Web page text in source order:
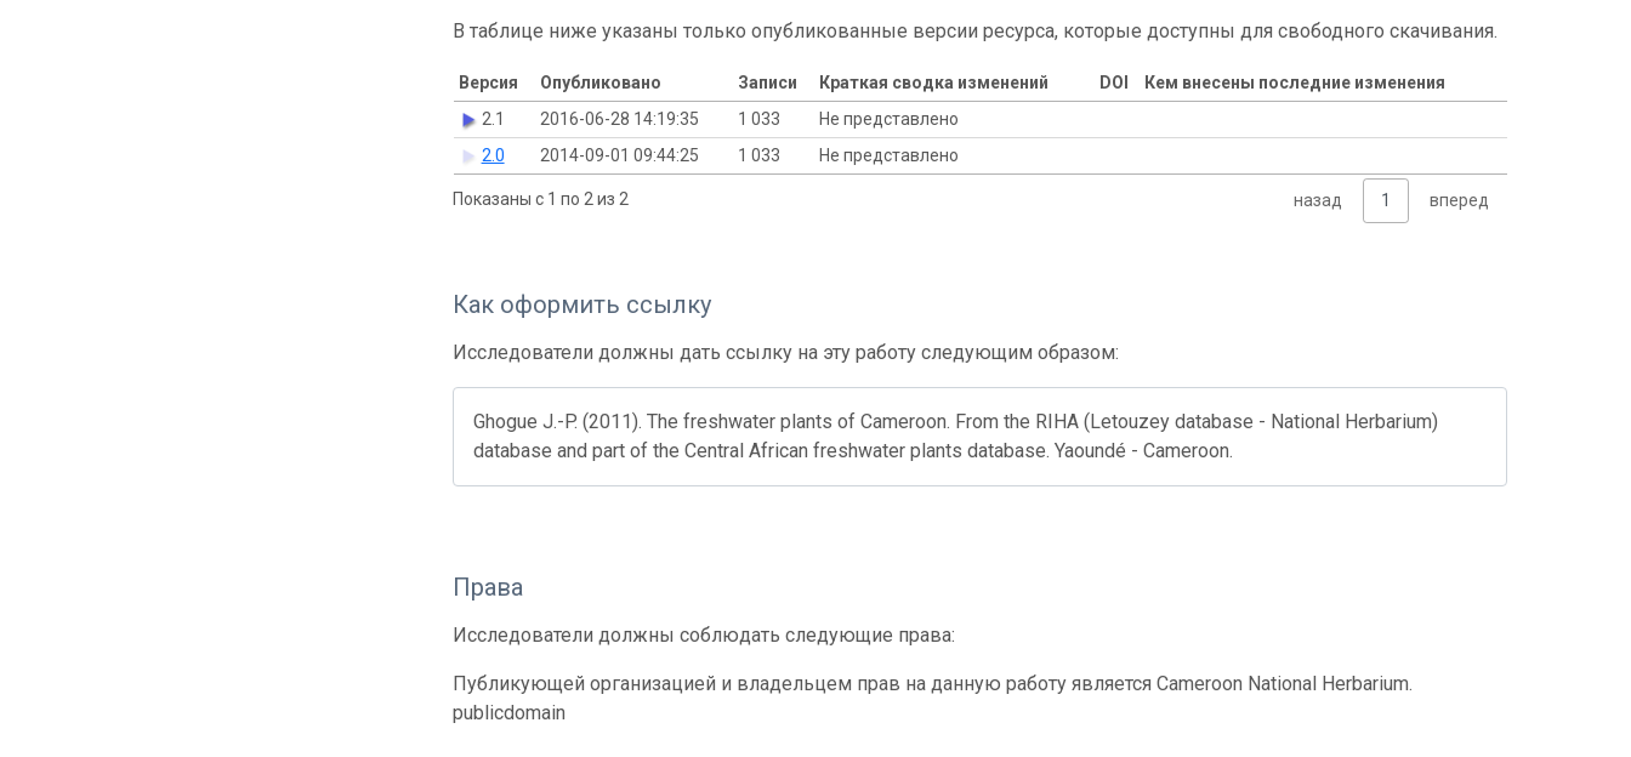
В таблице ниже указаны только опубликованные версии ресурса, которые доступны для свободного скачивания.
Версия Опубликовано Записи Краткая сводка изменений DOI
Кем внесены последние изменения
2.1
2016-06-28 14:19:35 1 033
Не представлено
2.0
2014-09-01 09:44:25 1 033 Не представлено
Показаны с 1 по 2 из 2 назад 1 вперед
Как оформить ссылку
Исследователи должны дать ссылку на эту работу следующим образом:
Ghogue J.-P. (2011). The freshwater plants of Cameroon. From the RIHA (Letouzey database - National Herbarium)
database and part of the Central African freshwater plants database. Yaoundé - Cameroon.
Права
Исследователи должны соблюдать следующие права:
Публикующей организацией и владельцем прав на данную работу является Cameroon National Herbarium.
publicdomain